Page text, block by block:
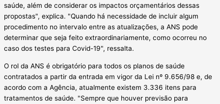
saúde, além de considerar os impactos orçamentários dessas
propostas", explica. "Quando há necessidade de incluir algum
procedimento no intervalo entre as atualizações, a ANS pode
determinar que seja feito extraordinariamente, como ocorreu no
caso dos testes para Covid-19", ressalta.
O rol da ANS é obrigatório para todos os planos de saúde
contratados a partir da entrada em vigor da Lei nº 9.656/98 e, de
acordo com a Agência, atualmente existem 3.336 itens para
tratamentos de saúde. "Sempre que houver previsão para